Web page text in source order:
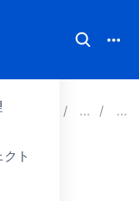
ト
メント Jira アプ
タ